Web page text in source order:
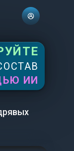
ИИ